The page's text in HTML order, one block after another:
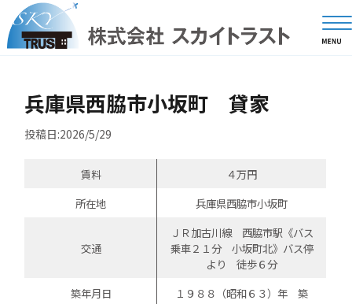
兵庫県西脇市小坂町 貸家
投稿日:2026/5/29
賃料
４万円
所在地
兵庫県西脇市小坂町
交通
ＪＲ加古川線 西脇市駅《バス
乗車２１分 小坂町北》バス停
より 徒歩６分
築年月日
１９８８（昭和６３）年 築